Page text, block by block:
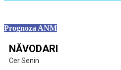
Prognoza ANM
NĂVODARI
Cer Senin